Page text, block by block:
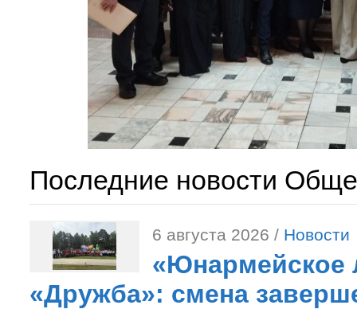
Последние новости
6 августа 2026 / Новости
«Юнармейское
«Дружба»: смена